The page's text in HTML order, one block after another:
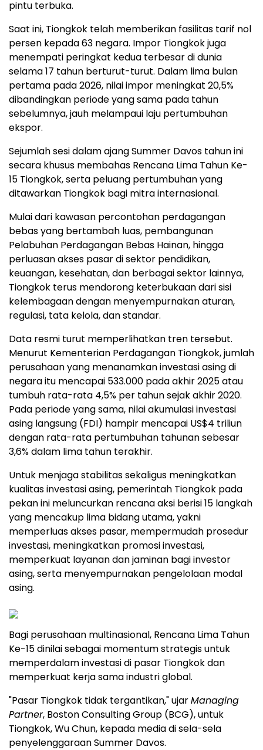
pintu terbuka.
Saat ini, Tiongkok telah memberikan fasilitas tarif nol
persen kepada 63 negara. Impor Tiongkok juga
menempati peringkat kedua terbesar di dunia
selama 17 tahun berturut-turut. Dalam lima bulan
pertama pada 2026, nilai impor meningkat 20,5%
dibandingkan periode yang sama pada tahun
sebelumnya, jauh melampaui laju pertumbuhan
ekspor.
Sejumlah sesi dalam ajang Summer Davos tahun ini
secara khusus membahas Rencana Lima Tahun Ke-
15 Tiongkok, serta peluang pertumbuhan yang
ditawarkan Tiongkok bagi mitra internasional.
Mulai dari kawasan percontohan perdagangan
bebas yang bertambah luas, pembangunan
Pelabuhan Perdagangan Bebas Hainan, hingga
perluasan akses pasar di sektor pendidikan,
keuangan, kesehatan, dan berbagai sektor lainnya,
Tiongkok terus mendorong keterbukaan dari sisi
kelembagaan dengan menyempurnakan aturan,
regulasi, tata kelola, dan standar.
Data resmi turut memperlihatkan tren tersebut.
Menurut Kementerian Perdagangan Tiongkok, jumlah
perusahaan yang menanamkan investasi asing di
negara itu mencapai 533.000 pada akhir 2025 atau
tumbuh rata-rata 4,5% per tahun sejak akhir 2020.
Pada periode yang sama, nilai akumulasi investasi
asing langsung (FDI) hampir mencapai US$4 triliun
dengan rata-rata pertumbuhan tahunan sebesar
3,6% dalam lima tahun terakhir.
Untuk menjaga stabilitas sekaligus meningkatkan
kualitas investasi asing, pemerintah Tiongkok pada
pekan ini meluncurkan rencana aksi berisi 15 langkah
yang mencakup lima bidang utama, yakni
memperluas akses pasar, mempermudah prosedur
investasi, meningkatkan promosi investasi,
memperkuat layanan dan jaminan bagi investor
asing, serta menyempurnakan pengelolaan modal
asing.
Bagi perusahaan multinasional, Rencana Lima Tahun
Ke-15 dinilai sebagai momentum strategis untuk
memperdalam investasi di pasar Tiongkok dan
memperkuat kerja sama industri global.
"Pasar Tiongkok tidak tergantikan," ujarManaging
Partner, Boston Consulting Group (BCG), untuk
Tiongkok, Wu Chun, kepada media di sela-sela
penyelenggaraan Summer Davos.